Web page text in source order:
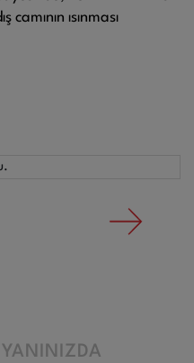
camının ısınması